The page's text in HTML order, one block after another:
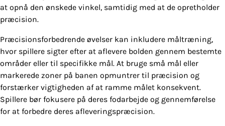
at opnå den ønskede vinkel, samtidig med at de opretholder
præcision.
Præcisionsforbedrende øvelser kan inkludere måltræning,
hvor spillere sigter efter at aflevere bolden gennem bestemte
områder eller til specifikke mål. At bruge små mål eller
markerede zoner på banen opmuntrer til præcision og
forstærker vigtigheden af at ramme målet konsekvent.
Spillere bør fokusere på deres fodarbejde og gennemførelse
for at forbedre deres afleveringspræcision.